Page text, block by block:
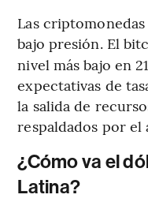
Las
bajo presión. El
nivel más bajo en
expectativas de
la salida de
respaldados por
¿Cómo va el
Latina?